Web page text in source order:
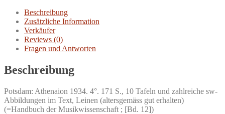
Beschreibung
Zusätzliche Information
Verkäufer
Reviews (0)
Fragen und Antworten
Beschreibung
Potsdam: Athenaion 1934. 4°. 171 S., 10 Tafeln und zahlreiche sw-
Abbildungen im Text, Leinen (altersgemäss gut erhalten)
(=Handbuch der Musikwissenschaft ; [Bd. 12])